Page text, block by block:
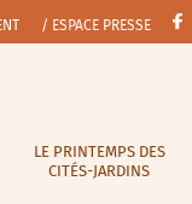
/ ESPACE PRESSE
LE PRINTEMPS DES
CITÉS-JARDINS